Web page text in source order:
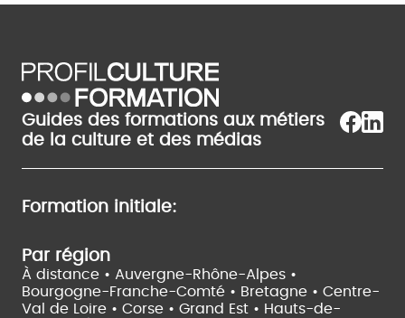
Guides des formations aux métiers
de la culture et des médias
Formation initiale:
Par région
À distance • Auvergne-Rhône-Alpes •
Bourgogne-Franche-Comté • Bretagne • Centre-
Val de Loire • Corse • Grand Est • Hauts-de-